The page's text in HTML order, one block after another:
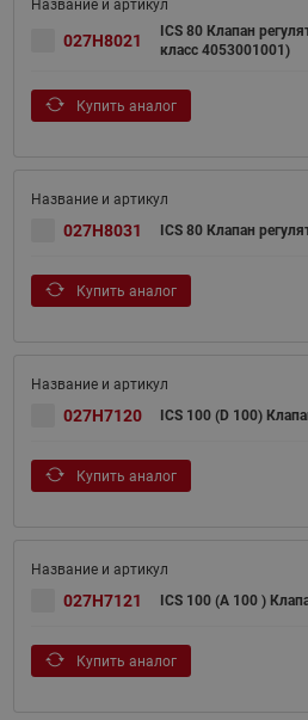
027H8021
ICS 80 Клапан
класс 4053001001)
Купить аналог
027H8031 ICS 80 Клапан
Купить аналог
027H7120 ICS 100 (D 100)
Купить аналог
027H7121 ICS 100 (A 100 )
Купить аналог